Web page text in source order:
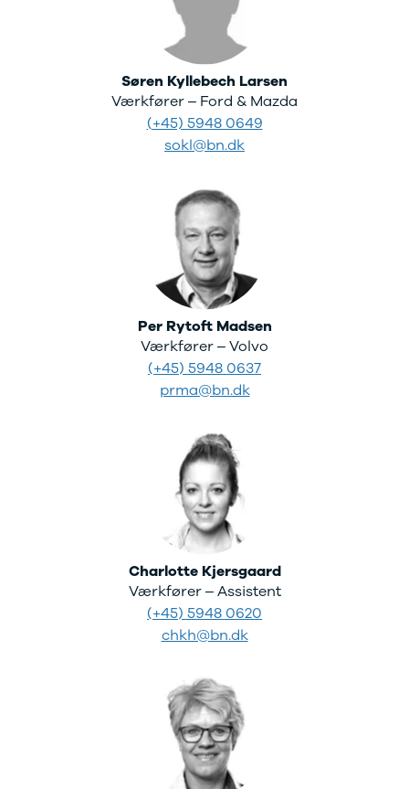
Søren Kyllebech Larsen
Værkfører – Ford & Mazda
(+45) 5948 0649
sokl@bn.dk
Per Rytoft Madsen
Værkfører – Volvo
(+45) 5948 0637
prma@bn.dk
Charlotte Kjersgaard
Værkfører – Assistent
(+45) 5948 0620
chkh@bn.dk